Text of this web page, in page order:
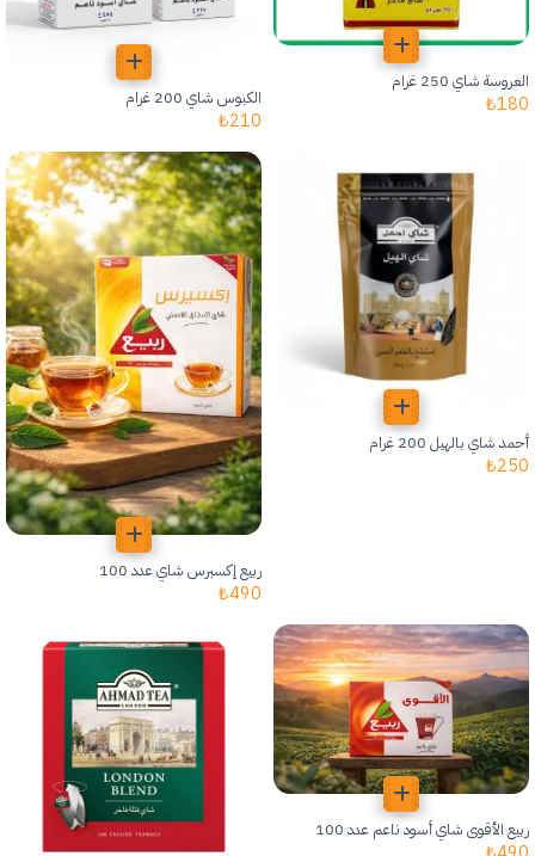
العروسة شاي 250 غرام
180
₺ الكبوس شاي 200 غرام
210
₺
أحمد شاي بالهيل 200 غرام
250
₺
ربيع إكسبرس شاي عدد 100
490
₺
ربيع الأقوى شاي أسود ناعم عدد 100